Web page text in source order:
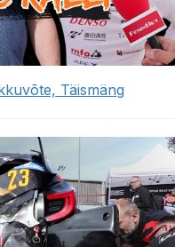
Täismäng